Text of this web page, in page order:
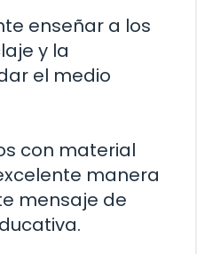
enseñar a los
y la
el medio
con material
manera
mensaje de